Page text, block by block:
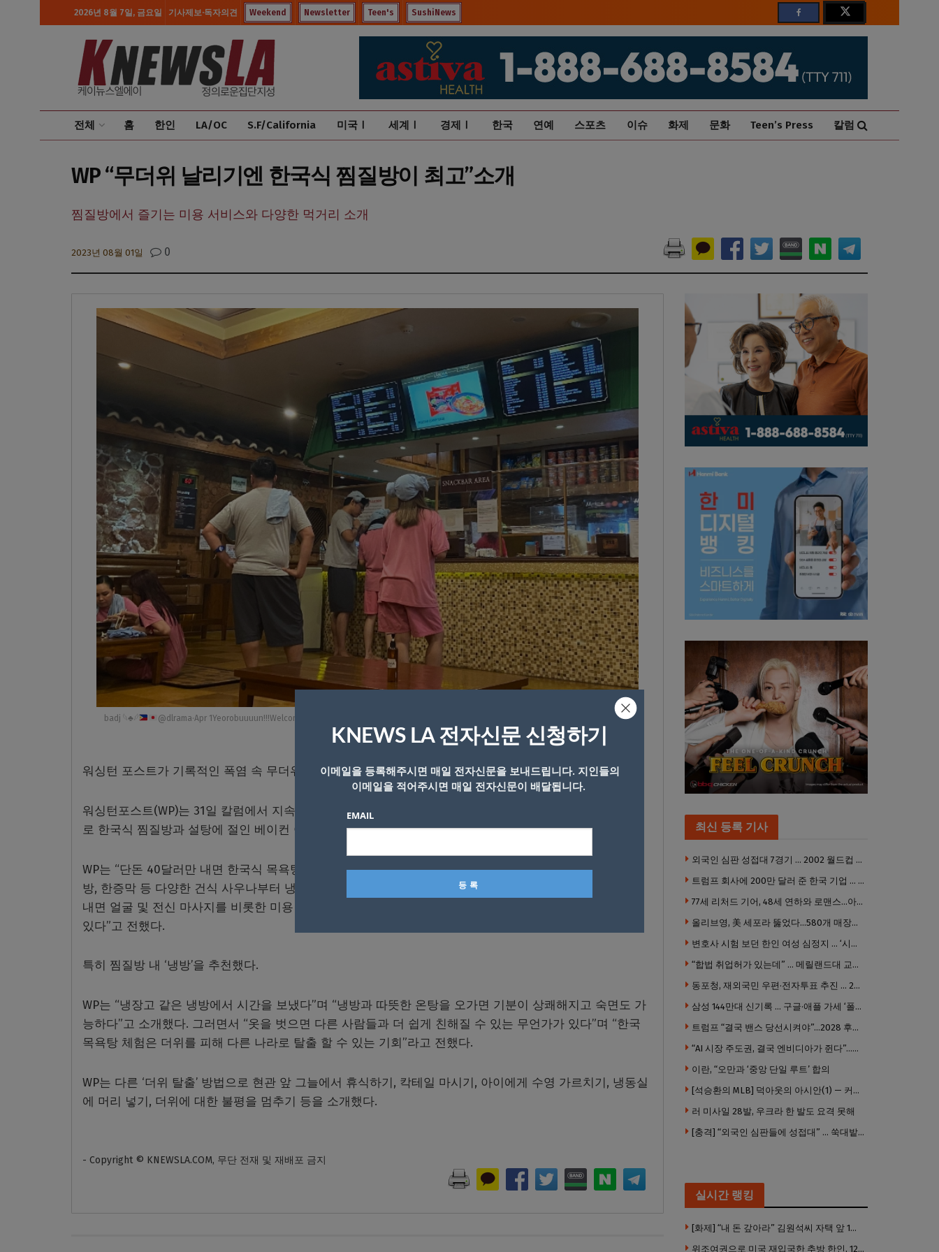
2026년 8월 7일, 금요일 기사제보·독자의견 Weekend Newsletter Teen's SushiNews
전체 홈 한인 LA/OC S.F/California 미국Ⅰ 세계Ⅰ 경제Ⅰ 한국 연예 스포츠 이슈 화제 문화 Teen’s Press 칼럼
WP “무더위 날리기엔 한국식 찜질방이 최고”소개
찜질방에서 즐기는 미용 서비스와 다양한 먹거리 소개
2023년 08월 01일 0
badj 𓆩♣𓆪 @dlrama·Apr 1Yeorobuuuun!!!Welcome to Korea
Sunday relaxation
🧘🏻‍♀️
워싱턴 포스트가 기록적인 폭염 속 무더위를 이겨내는 방법으로 한국식 찜질방을 소개해 화제가 되고 있다.
워싱턴포스트(WP)는 31일 칼럼에서 지속되는 고온으로 인한 폭염에 지친 사람들을 위한 ‘더위 탈출’ 방법으
로 한국식 찜질방과 설탕에 절인 베이컨 아이스크림 등 6가지 방법을 소개했다.
WP는 “단돈 40달러만 내면 한국식 목욕탕과 사우나, 찜질방에서 하루를 보낼 수 있다”며 “적외선 방과 소금
방, 한증막 등 다양한 건식 사우나부터 냉탕과 온탕을 즐길 수 있다”고 소개했다. 이와 더불어 “추가 요금을
내면 얼굴 및 전신 마사지를 비롯한 미용 서비스를 받을 수 있고 식당가에서는 한국식 밥과 음료를 즐길 수
있다”고 전했다.
특히 찜질방 내 ‘냉방’을 추천했다.
WP는 “냉장고 같은 냉방에서 시간을 보냈다”며 “냉방과 따뜻한 온탕을 오가면 기분이 상쾌해지고 숙면도 가
능하다”고 소개했다. 그러면서 “옷을 벗으면 다른 사람들과 더 쉽게 친해질 수 있는 무언가가 있다”며 “한국
목욕탕 체험은 더위를 피해 다른 나라로 탈출 할 수 있는 기회”라고 전했다.
WP는 다른 ‘더위 탈출’ 방법으로 현관 앞 그늘에서 휴식하기, 칵테일 마시기, 아이에게 수영 가르치기, 냉동실
에 머리 넣기, 더위에 대한 불평을 멈추기 등을 소개했다.
- Copyright © KNEWSLA.COM, 무단 전재 및 재배포 금지
최신 등록 기사
외국인 심판 성접대 7경기 … 2002 월드컵 4강 신화도 흔들
트럼프 회사에 200만 달러 준 한국 기업 … 민주당 뇌물의혹 조사
77세 리처드 기어, 48세 연하와 로맨스…아들과 3살 차
올리브영, 美 세포라 뚫었다…580개 매장에 ‘K뷰티에딧’ 론칭
변호사 시험 보던 한인 여성 심정지 … ‘시험장측 대응 부적절’ 소송
“합법 취업허가 있는데” … 메릴랜드대 교수, 공항서 ICE에 체포, 구금 중
동포청, 재외국민 우편·전자투표 추진 … 2028년 도입 목표
삼성 144만대 신기록 … 구글·애플 가세 ‘폴더블 대전’ 열린다
트럼프 “결국 밴스 당선시켜야”…2028 후계 구도 힘 싣나
“AI 시장 주도권, 결국 엔비디아가 쥔다”…모건스탠리 장담
이란, “오만과 ‘중앙 단일 루트’ 합의
[석승환의 MLB] 덕아웃의 아시안(1) — 커트 스즈키가 우리에게 묻는 것
러 미사일 28발, 우크라 한 발도 요격 못해
[충격] “외국인 심판들에 성접대” … 쑥대밭된 축협 어디까지 추락하나
실시간 랭킹
[화제] “내 돈 갚아라” 김원석씨 자택 앞 1인 광대 시위 … 한인 투자사, “108만 달러 못받아”
위조여권으로 미국 재입국한 추방 한인, 120만 달러 은행 사기 행각
KNEWS LA 전자신문 신청하기
이메일을 등록해주시면 매일 전자신문을 보내드립니다. 지인들의
이메일을 적어주시면 매일 전자신문이 배달됩니다.
EMAIL